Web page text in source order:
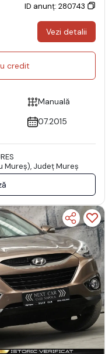
ID anunț: 280743
Vezi detalii
credit
Manuală
07.2015
Mureş), Județ Mureş